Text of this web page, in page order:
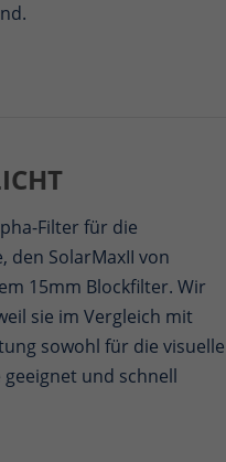
Filter für die
den SolarMaxII von
15mm Blockfilter. Wir
sie im Vergleich mit
sowohl für die visuelle
und schnell